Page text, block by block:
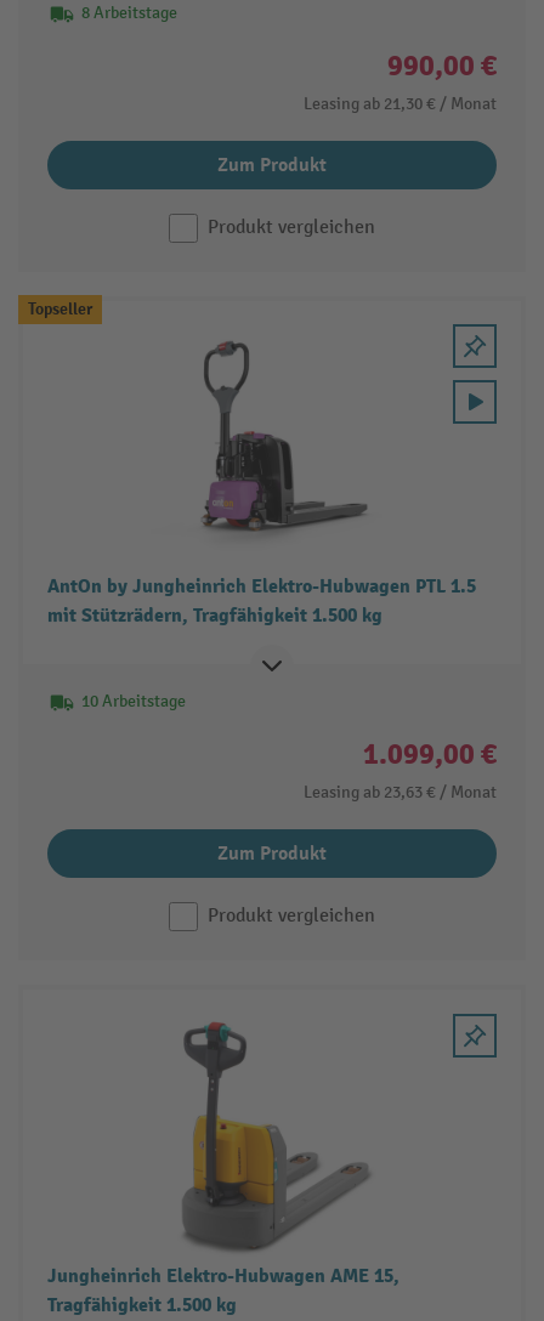
8 Arbeitstage
990,00 €
Leasing ab 21,30 € / Monat
Zum Produkt
Produkt vergleichen
Topseller
AntOn by Jungheinrich Elektro-Hubwagen PTL 1.5
mit Stützrädern, Tragfähigkeit 1.500 kg
10 Arbeitstage
1.099,00 €
Leasing ab 23,63 € / Monat
Zum Produkt
Produkt vergleichen
Jungheinrich Elektro-Hubwagen AME 15,
Tragfähigkeit 1.500 kg